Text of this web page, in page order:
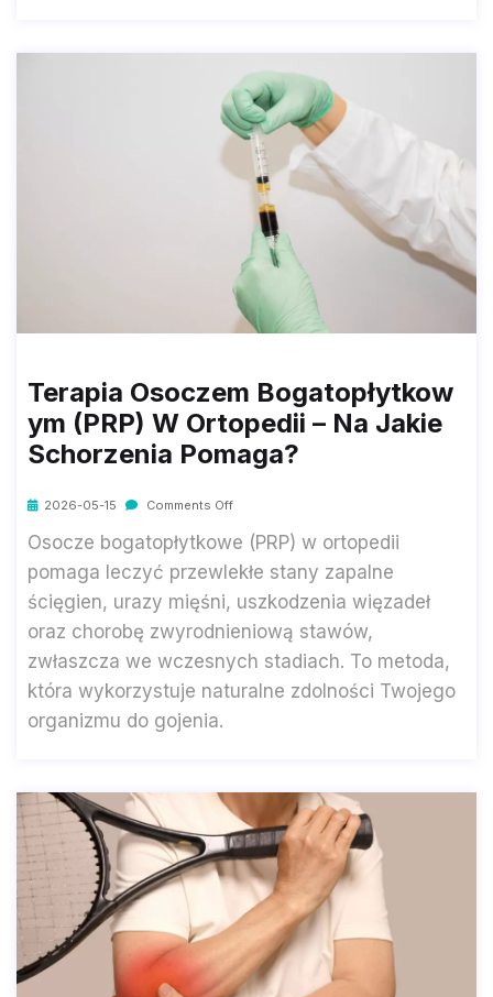
Terapia Osoczem Bogatopłytkow
Ym (PRP) W Ortopedii – Na Jakie
Schorzenia Pomaga?
2026-05-15 Comments Off
Osocze bogatopłytkowe (PRP) w ortopedii
pomaga leczyć przewlekłe stany zapalne
ścięgien, urazy mięśni, uszkodzenia więzadeł
oraz chorobę zwyrodnieniową stawów,
zwłaszcza we wczesnych stadiach. To metoda,
która wykorzystuje naturalne zdolności Twojego
organizmu do gojenia.